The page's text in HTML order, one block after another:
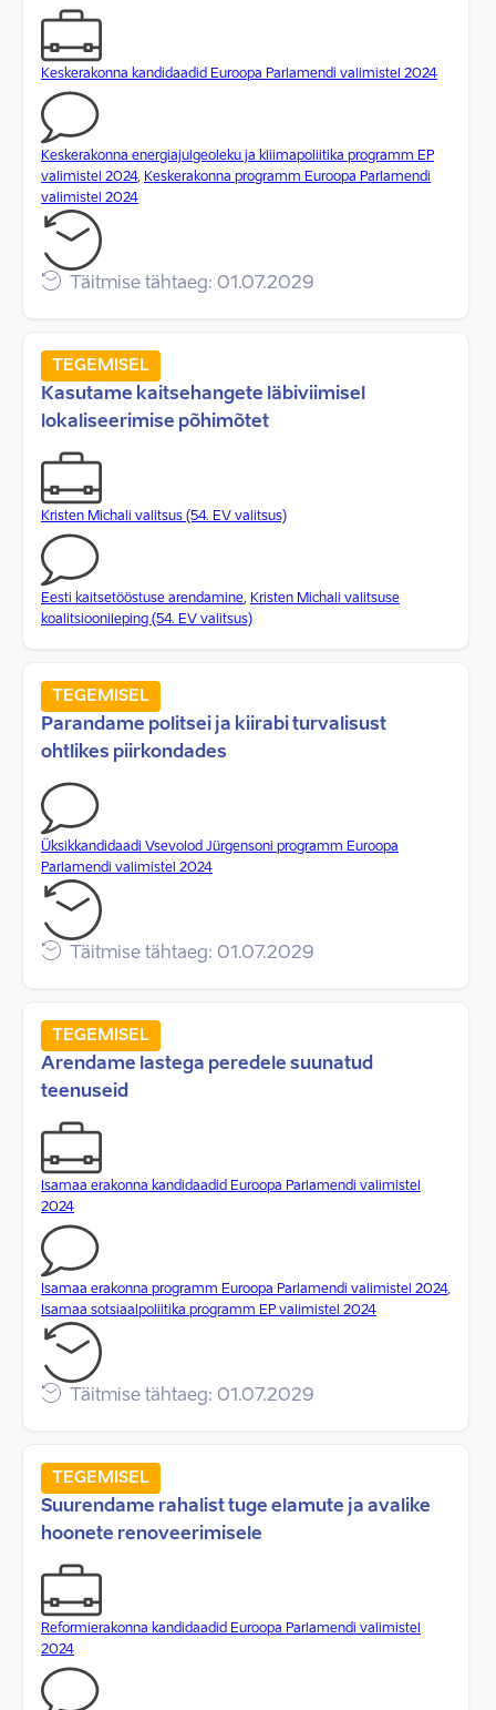
Keskerakonna kandidaadid Euroopa Parlamendi valimistel 2024
Keskerakonna energiajulgeoleku ja kliimapoliitika programm EP
valimistel 2024, Keskerakonna programm Euroopa Parlamendi
valimistel 2024
Täitmise tähtaeg: 01.07.2029
TEGEMISEL
Kasutame kaitsehangete läbiviimisel
lokaliseerimise põhimõtet
Kristen Michali valitsus (54. EV valitsus)
Eesti kaitsetööstuse arendamine, Kristen Michali valitsuse
koalitsioonileping (54. EV valitsus)
TEGEMISEL
Parandame politsei ja kiirabi turvalisust
ohtlikes piirkondades
Üksikkandidaadi Vsevolod Jürgensoni programm Euroopa
Parlamendi valimistel 2024
Täitmise tähtaeg: 01.07.2029
TEGEMISEL
Arendame lastega peredele suunatud
teenuseid
Isamaa erakonna kandidaadid Euroopa Parlamendi valimistel
2024
Isamaa erakonna programm Euroopa Parlamendi valimistel 2024,
Isamaa sotsiaalpoliitika programm EP valimistel 2024
Täitmise tähtaeg: 01.07.2029
TEGEMISEL
Suurendame rahalist tuge elamute ja avalike
hoonete renoveerimisele
Reformierakonna kandidaadid Euroopa Parlamendi valimistel
2024